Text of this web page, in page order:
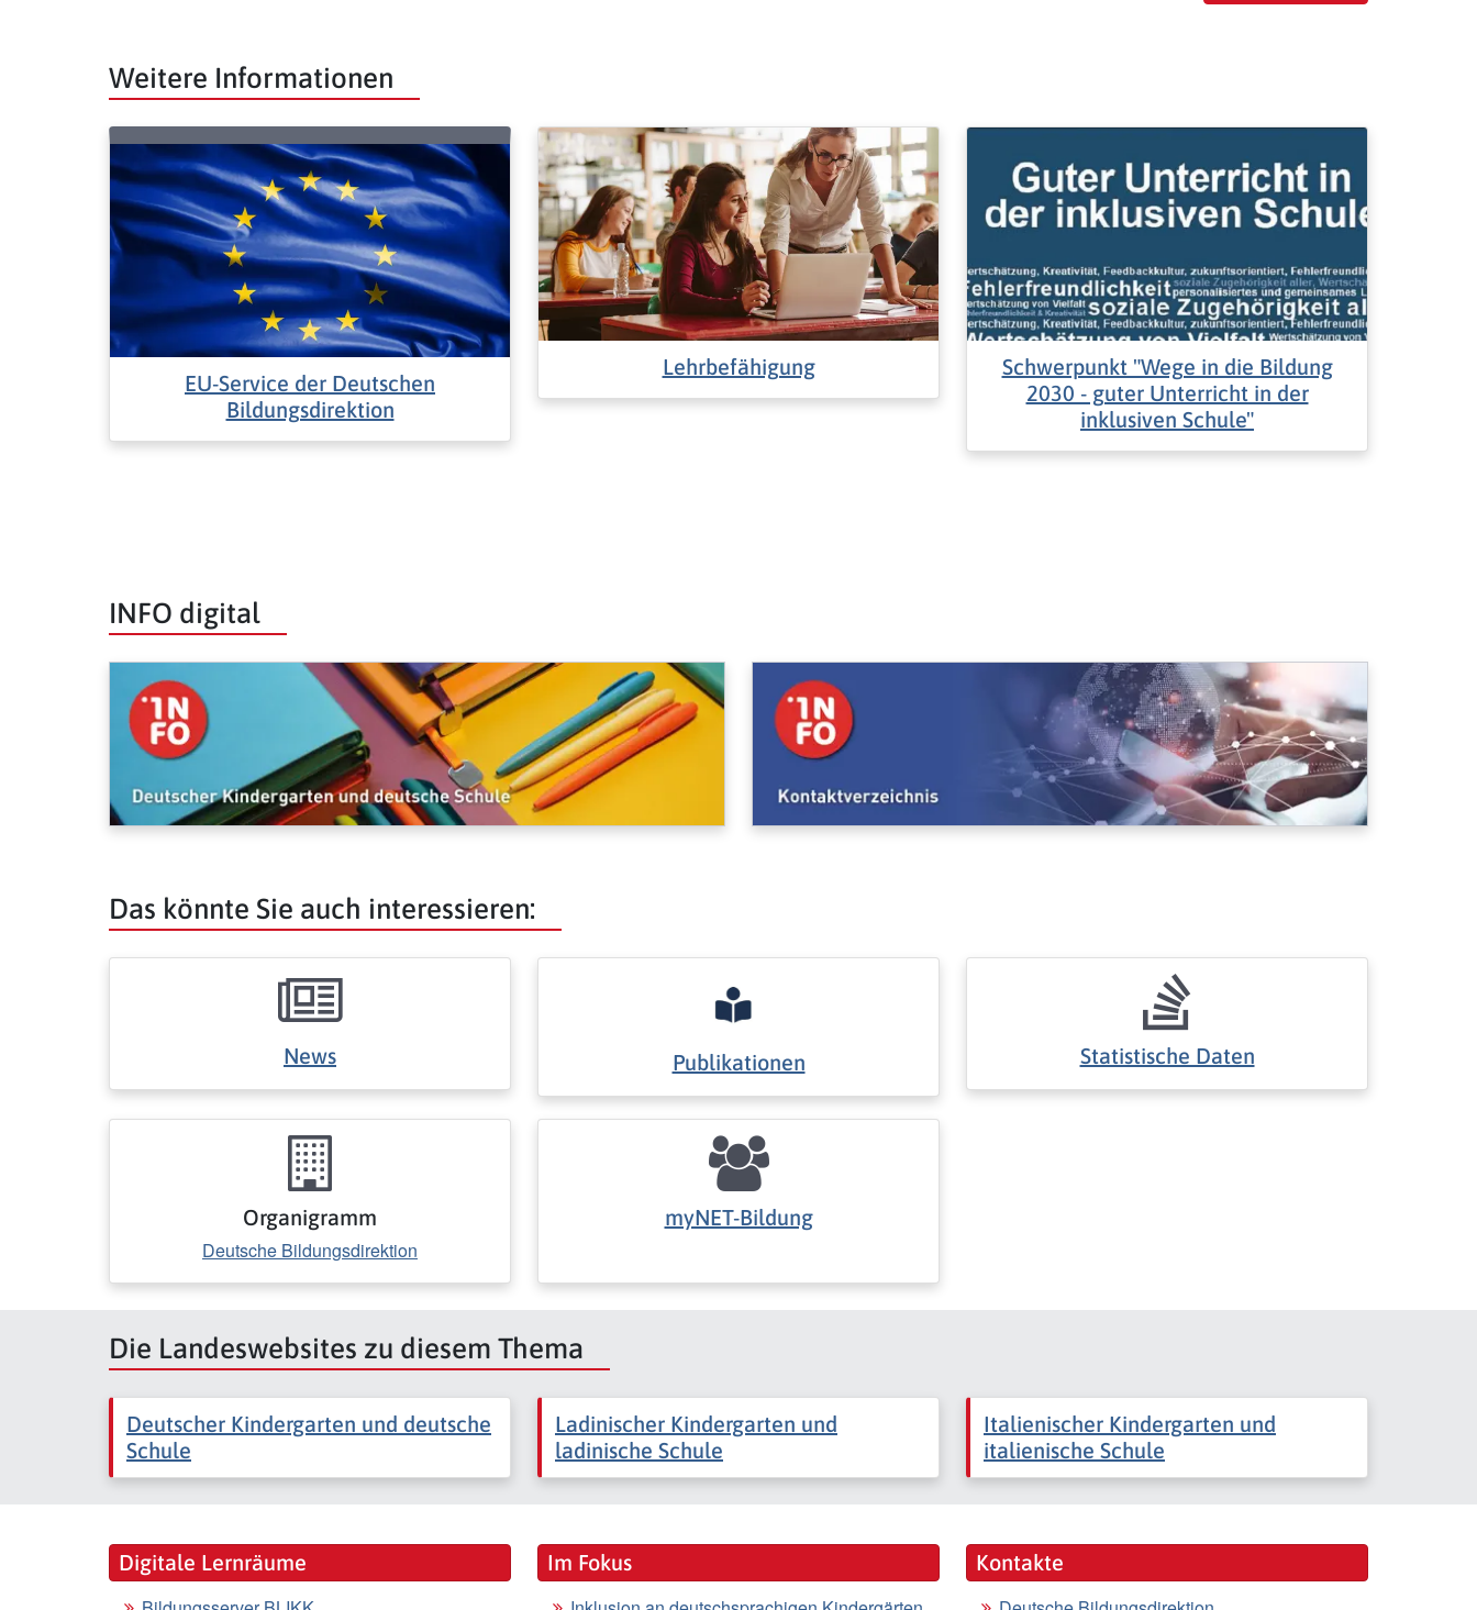
Weitere Informationen
EU-Service der Deutschen
Bildungsdirektion
Lehrbefähigung
Schwerpunkt "Wege in die Bildung
2030 - guter Unterricht in der
inklusiven Schule"
INFO digital
Das könnte Sie auch interessieren:
News Publikationen Statistische Daten
Organigramm
Deutsche Bildungsdirektion
myNET-Bildung
Die Landeswebsites zu diesem Thema
Deutscher Kindergarten und deutsche
Schule
Ladinischer Kindergarten und
ladinische Schule
Italienischer Kindergarten und
italienische Schule
Digitale Lernräume
Im Fokus
Kontakte